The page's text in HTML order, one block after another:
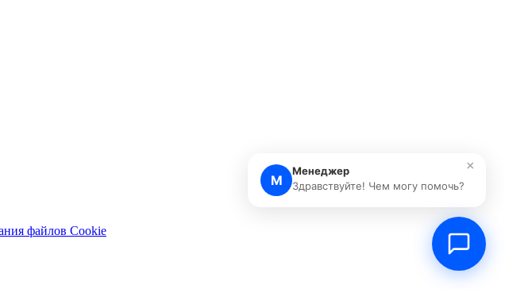
файлов Cookie
М
Менеджер
Здравствуйте! Чем могу помочь?
×